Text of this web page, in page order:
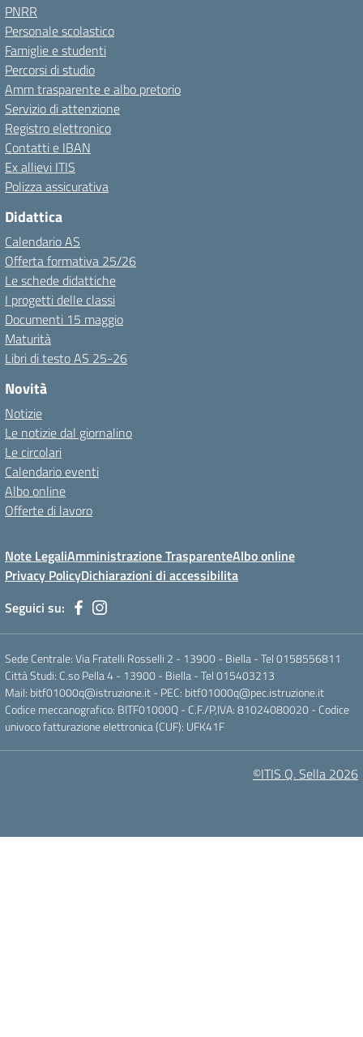
PNRR
Personale scolastico
Famiglie e studenti
Percorsi di studio
Amm trasparente e albo pretorio
Servizio di attenzione
Registro elettronico
Contatti e IBAN
Ex allievi ITIS
Polizza assicurativa
Didattica
Calendario AS
Offerta formativa 25/26
Le schede didattiche
I progetti delle classi
Documenti 15 maggio
Maturità
Libri di testo AS 25-26
Novità
Notizie
Le notizie dal giornalino
Le circolari
Calendario eventi
Albo online
Offerte di lavoro
Note LegaliAmministrazione TrasparenteAlbo online
Privacy PolicyDichiarazioni di accessibilita
Seguici su:
Sede Centrale: Via Fratelli Rosselli 2 - 13900 - Biella - Tel 0158556811
Città Studi: C.so Pella 4 - 13900 - Biella - Tel 015403213
Mail: bitf01000q@istruzione.it- PEC: bitf01000q@pec.istruzione.it
Codice meccanografico: BITF01000Q - C.F./P,IVA: 81024080020 - Codice
univoco fatturazione elettronica (CUF): UFK41F
©ITIS Q. Sella 2026